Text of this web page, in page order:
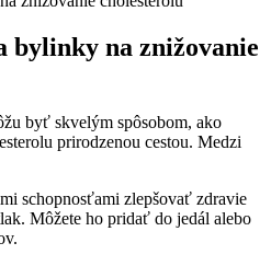
bylinky na znižovanie
byť skvelým spôsobom, ako‍
prirodzenou cestou. Medzi
schopnosťami zlepšovať zdravie
Môžete ho pridať do jedál alebo